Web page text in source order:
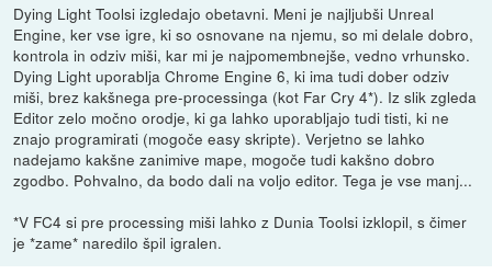
Dying Light Toolsi izgledajo obetavni. Meni je najljubši Unreal
Engine, ker vse igre, ki so osnovane na njemu, so mi delale dobro,
kontrola in odziv miši, kar mi je najpomembnejše, vedno vrhunsko.
Dying Light uporablja Chrome Engine 6, ki ima tudi dober odziv
miši, brez kakšnega pre-processinga (kot Far Cry 4*). Iz slik zgleda
Editor zelo močno orodje, ki ga lahko uporabljajo tudi tisti, ki ne
znajo programirati (mogoče easy skripte). Verjetno se lahko
nadejamo kakšne zanimive mape, mogoče tudi kakšno dobro
zgodbo. Pohvalno, da bodo dali na voljo editor. Tega je vse manj...
*V FC4 si pre processing miši lahko z Dunia Toolsi izklopil, s čimer
je *zame* naredilo špil igralen.